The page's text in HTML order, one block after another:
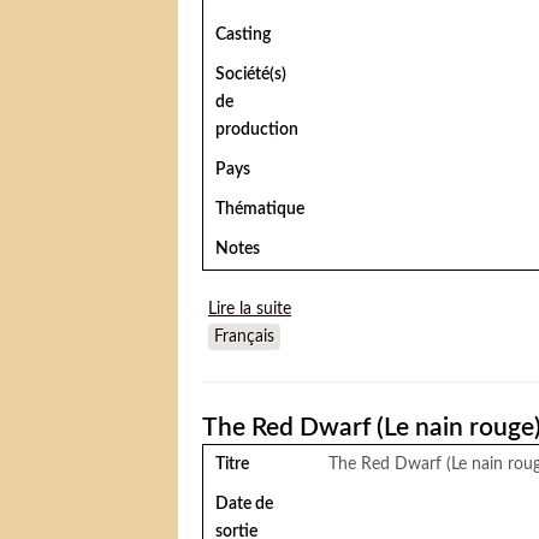
Casting
Société(s)
de
production
Pays
Thématique
Notes
Lire la suite
Français
The Red Dwarf (Le nain rouge)
Titre The Red Dwarf (Le nain
Date de
sortie